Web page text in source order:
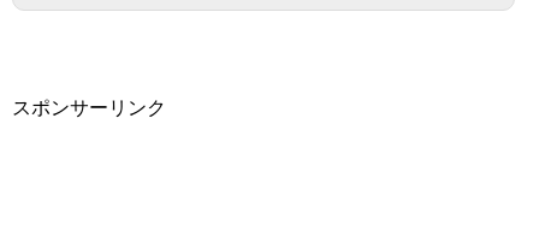
スポンサーリンク